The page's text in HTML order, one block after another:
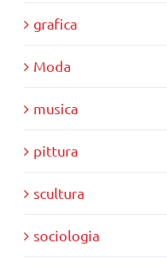
grafica
Moda
musica
pittura
scultura
sociologia